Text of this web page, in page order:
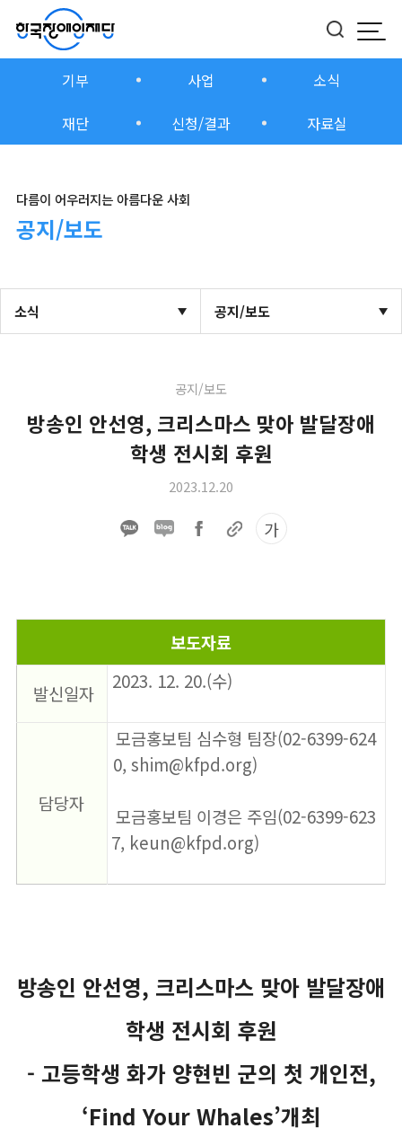
모
버튼
기부 사업
소식
재단
신청/결과 자료실
다름이 어우러지는 아름다운 사회
공지/보도
소식 공지/보도
공지/보도
방송인 안선영, 크리스마스 맞아 발달장애
학생 전시회 후원
2023.12.20
가
​보도자료
발신일자
2023. 12. 20.(수)
담당자
모금홍보팀 심수형 팀장(02-6399-624
0, shim@kfpd.org)
모금홍보팀 이경은 주임(02-6399-623
7, keun@kfpd.org)
방송인 안선영, 크리스마스 맞아 발달장애
학생 전시회 후원
- 고등학생 화가 양현빈 군의 첫 개인전,
‘Find Your Whales’개최